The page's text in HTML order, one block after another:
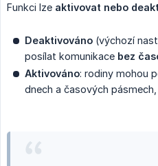
Funkci lze aktivovat nebo
Deaktivováno (výchozí
posílat komunikace bez
Aktivováno: rodiny mohou
dnech a časových